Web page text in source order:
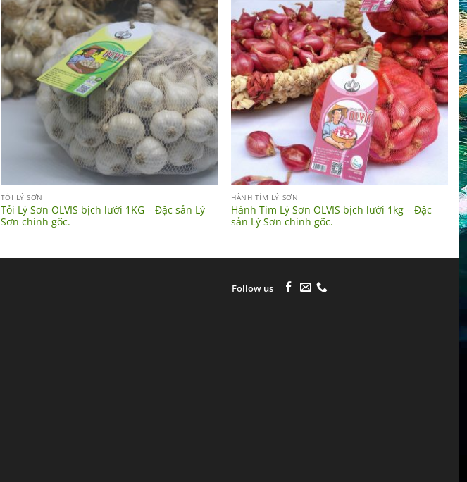
TỎI LÝ SƠN
Tỏi Lý Sơn OLVIS bịch lưới 1KG – Đặc sản Lý
Sơn chính gốc.
HÀNH TÍM LÝ SƠN
Hành Tím Lý Sơn OLVIS bịch lưới 1kg – Đặc
sản Lý Sơn chính gốc.
Follow us